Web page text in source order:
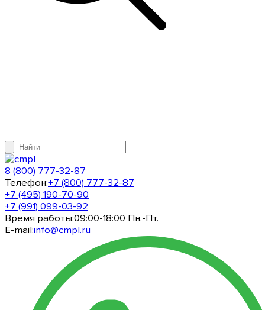
8 (800) 777-32-87
Телефон:+7 (800) 777-32-87
+7 (495) 190-70-90
+7 (991) 099-03-92
Время работы:09:00-18:00 Пн.-Пт.
E-mail:info@cmpl.ru